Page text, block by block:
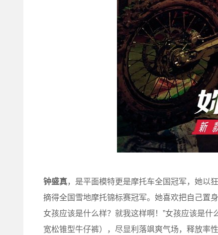
钟盛真，是平面模特更是摩托车全国冠军，她以
摘得全国雪地摩托锦标赛冠军。她喜欢把自己置
女孩应该是什么样？就我这样啊！”女孩应该是
宽松锥型牛仔裤），尽显利落飒爽气场，释放率